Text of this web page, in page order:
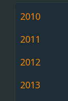
2010
2011
2012
2013